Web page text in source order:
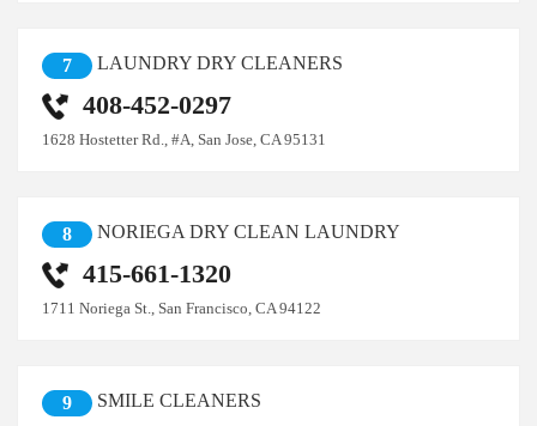
7 LAUNDRY DRY CLEANERS
408-452-0297
1628 Hostetter Rd., #A, San Jose, CA 95131
8 NORIEGA DRY CLEAN LAUNDRY
415-661-1320
1711 Noriega St., San Francisco, CA 94122
9 SMILE CLEANERS